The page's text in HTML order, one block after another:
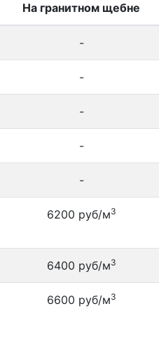
На гранитном щебне
-
-
-
-
-
6200 руб/м3
6400 руб/м3
6600 руб/м3